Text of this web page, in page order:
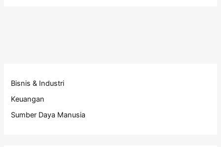
Bisnis & Industri
Keuangan
Sumber Daya Manusia